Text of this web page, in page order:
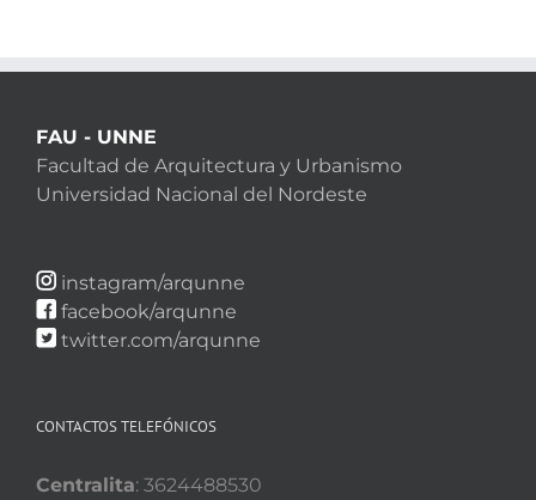
FAU - UNNE
Facultad de Arquitectura y Urbanismo
Universidad Nacional del Nordeste
instagram/arqunne
facebook/arqunne
twitter.com/arqunne
CONTACTOS TELEFÓNICOS
Centralita: 3624488530